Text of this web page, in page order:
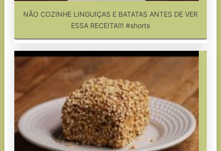
NÃO COZINHE LINGUIÇAS E BATATAS ANTES DE VER
ESSA RECEITA!!! #shorts